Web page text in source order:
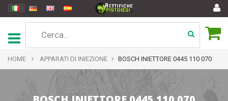
HOME APPARATI DI INIEZIONE BOSCH INIETTORE 0445 110 070